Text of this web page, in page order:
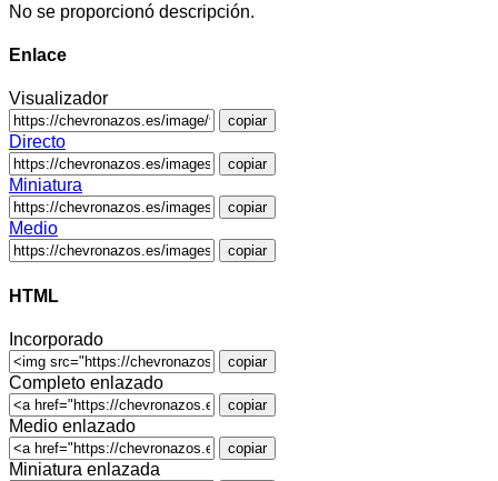
No se proporcionó descripción.
Enlace
Visualizador
copiar
Directo
copiar
Miniatura
copiar
Medio
copiar
HTML
Incorporado
copiar
Completo enlazado
copiar
Medio enlazado
copiar
Miniatura enlazada